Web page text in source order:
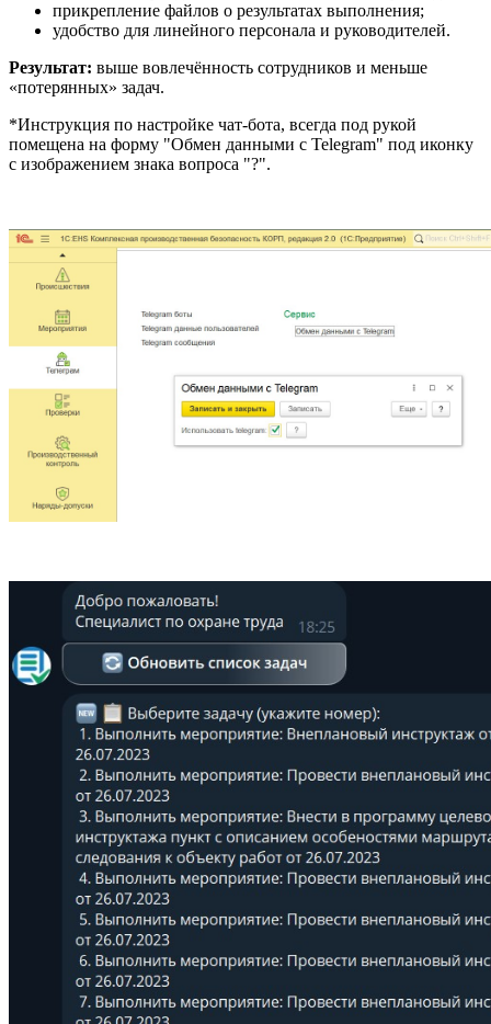
прикрепление файлов о результатах выполнения;
удобство для линейного персонала и руководителей.
Результат: выше вовлечённость сотрудников и меньше
«потерянных» задач.
*Инструкция по настройке чат-бота, всегда под рукой
помещена на форму "Обмен данными с Telegram" под иконку
с изображением знака вопроса "?".